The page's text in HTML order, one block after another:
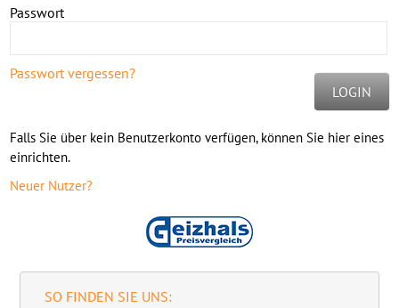
Passwort
LOGIN
Passwort vergessen?
Falls Sie über kein Benutzerkonto verfügen, können Sie hier eines
einrichten.
Neuer Nutzer?
SO FINDEN SIE UNS: